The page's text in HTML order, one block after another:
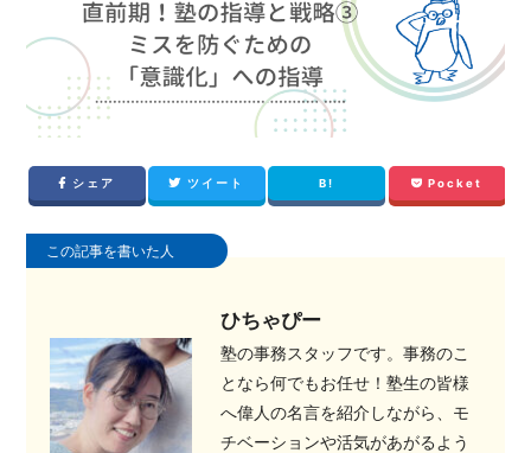
シェア ツイート B! Pocket
この記事を書いた人
ひちゃぴー
塾の事務スタッフです。事務のこ
となら何でもお任せ！塾生の皆様
へ偉人の名言を紹介しながら、モ
チベーションや活気があがるよう